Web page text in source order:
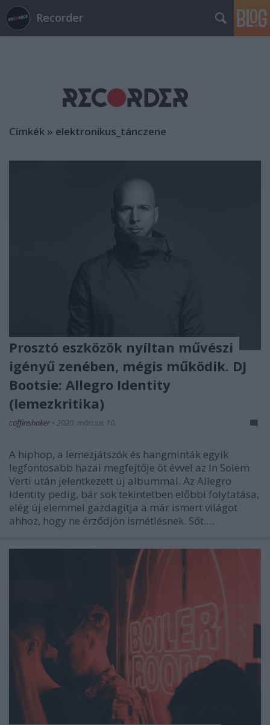
Recorder
Címkék » elektronikus_tánczene
Prosztó eszközök nyíltan művészi
igényű zenében, mégis működik. DJ
Bootsie: Allegro Identity
(lemezkritika)
coffinshaker • 2020. március 10.
A hiphop, a lemezjátszók és hangminták egyik
legfontosabb hazai megfejtője öt évvel az In Solem
Verti után jelentkezett új albummal. Az Allegro
Identity pedig, bár sok tekintetben előbbi folytatása,
elég új elemmel gazdagítja a már ismert világot
ahhoz, hogy ne érződjön ismétlésnek. Sőt.…